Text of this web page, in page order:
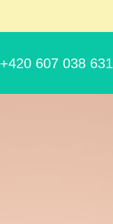
+420 607 038 631